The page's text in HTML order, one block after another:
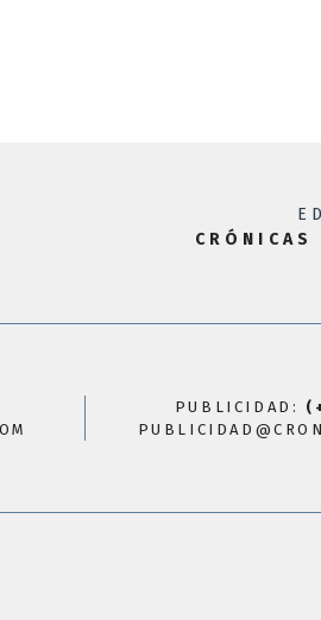
CRÓNICAS
PUBLICIDAD: